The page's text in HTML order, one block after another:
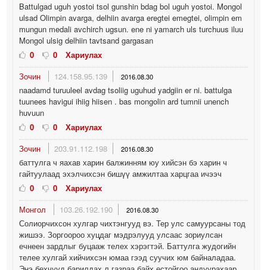
Battulgad uguh yostoi tsol gunshin bdag bol uguh yostoi. Mongol
ulsad Olimpin avarga, delhiin avarga eregtei emegtei, olimpin em
mungun medali avchirch ugsun. ene ni yamarch uls turchuus iluu
Mongol ulsig delhiin tavtsand gargasan
0
0
Хариулах
Зочин
124.158.95.139 2016.08.30
naadamd turuuleel avdag tsoliig uguhud yadgiin er ni. battulga
tuunees havigui ihiig hiisen . bas mongolin ard tumnii unench
huvuun
0
0
Хариулах
Зочин
203.91.112.198 2016.08.30
баттулга ч яахав харин балжинням юу хийсэн бэ харин ч
гайтуулаад эхэлчихсэн бишүү амжилтаа харцгаа ичээч
0
0
Хариулах
Монгол
103.26.192.190 2016.08.30
Солиорчихсон хулгар чихтэнгууд вэ. Тер улс самуурсаны тод
жишээ. Зоргоороо хуцдаг мэдрэлууд улсаас зориулсан
ечнеен зардлыг буцааж телех хэрэгтэй. Баттулга жудогийн
телее хулгай хийчихсэн юмаа гээд суучих юм байналадаа.